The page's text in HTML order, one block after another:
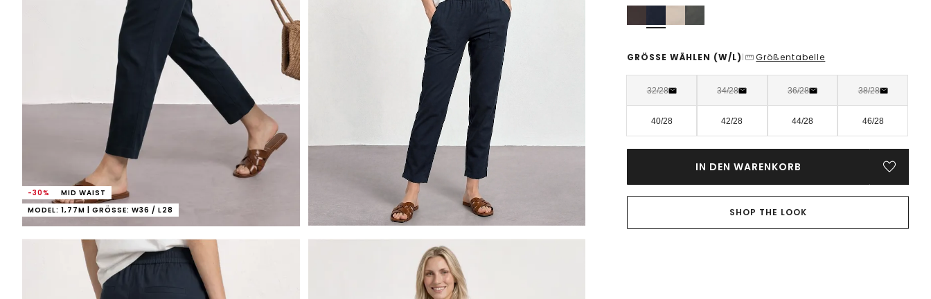
-30%
MID WAIST
MODEL: 1,77M | GRÖSSE: W36 / L28
GRÖSSE WÄHLEN (W/L) | Größentabelle
32/28 34/28 36/28 38/28
40/28 42/28 44/28 46/28
IN DEN WARENKORB
SHOP THE LOOK